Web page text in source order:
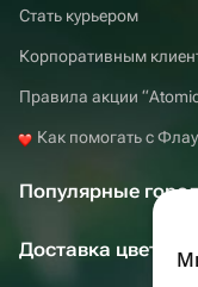
Стать курьером
Корпоративным
Правила акции
Как помогать с
Популярные
Доставка цветов